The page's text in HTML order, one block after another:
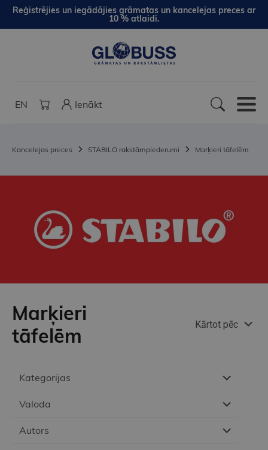
Reģistrējies un iegādājies grāmatas un kancelejas preces ar
10 % atlaidi.
EN Ienākt
Kancelejas preces STABILO rakstāmpiederumi Marķieri tāfelēm
Kategorijas
Valoda
Autors
Marķieri
tāfelēm
Kārtot pēc